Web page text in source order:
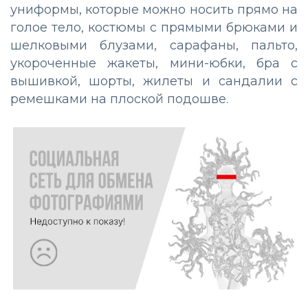
униформы, которые можно носить прямо на
голое тело, костюмы с прямыми брюками и
шелковыми блузами, сарафаны, пальто,
укороченные жакеты, мини-юбки, бра с
вышивкой, шорты, жилеты и сандалии с
ремешками на плоской подошве.